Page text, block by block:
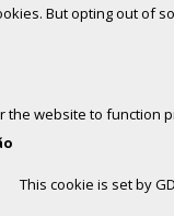
But opting out of
website to
This cookie is set by